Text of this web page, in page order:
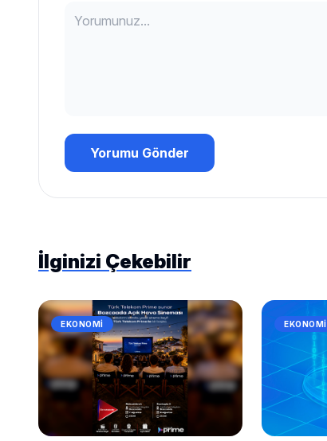
Yorumu Gönder
İlginizi Çekebilir
EKONOMI EKONOMI